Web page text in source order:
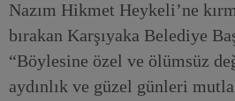
Nazım Hikmet Heykeli’ne
bırakan Karşıyaka Belediye
“Böylesine özel ve ölümsüz
aydınlık ve güzel günleri